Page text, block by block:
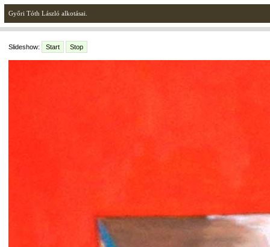
Győri Tóth László alkotásai.
Slideshow: Start Stop